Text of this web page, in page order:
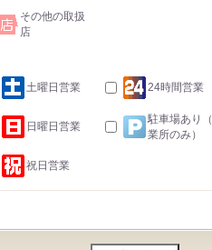
その他の取扱
店
土曜日営業 24時間営業
日曜日営業
駐車場あり
業所のみ）
祝日営業